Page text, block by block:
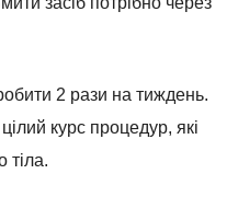
2 рази на тиждень.
курс процедур, які
тіла.